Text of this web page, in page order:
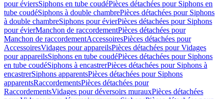
pour éviersSiphons en tube coudéPièces détachées pour Siphons en
tube coudéSiphons à double chambrePièces détachées pour Siphons
à double chambreSiphons pour évierPièces détachées pour Siphons
pour évierManchon de raccordementPièces détachées pour
Manchon de raccordementAccessoiresPièces détachées pour
AccessoiresVidages pour appareilsPièces détachées pour Vidages
pour appareilsSiphons en tube coudéPièces détachées pour Siphons
en tube coudéSiphons à encastrerPièces détachées pour Siphons à
encastrerSiphons apparentsPièces détachées pour Siphons
apparentsRaccordementsPièces détachées pour
RaccordementsVidages pour déversoirs murauxPièces détachées